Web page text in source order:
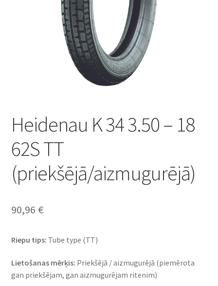
Heidenau K 34 3.50 – 18
62S TT
(priekšējā/aizmugurējā)
90,96 €
Riepu tips: Tube type (TT)
Lietošanas mērķis: Priekšējā / aizmugurējā (piemērota
gan priekšējam, gan aizmugurējam ritenim)